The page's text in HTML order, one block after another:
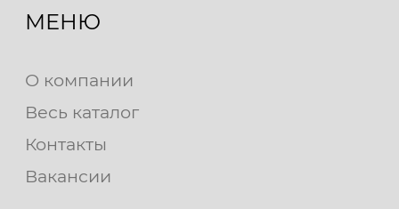
МЕНЮ
О компании
Весь каталог
Контакты
Вакансии